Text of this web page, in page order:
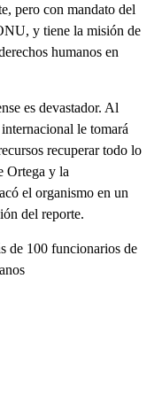
pero con mandato del
y tiene la misión de
humanos en
es devastador. Al
le tomará
recuperar todo lo
Ortega y la
el organismo en un
del reporte.
de 100 funcionarios de